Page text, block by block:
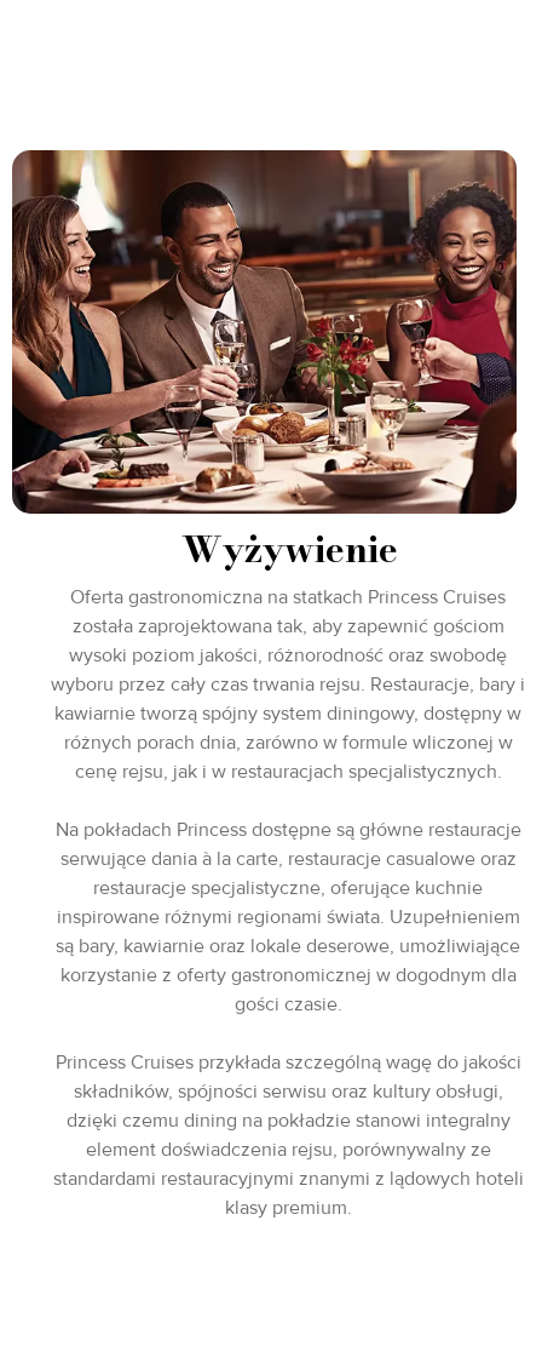
Wyżywienie
Oferta gastronomiczna na statkach Princess Cruises
została zaprojektowana tak, aby zapewnić gościom
wysoki poziom jakości, różnorodność oraz swobodę
wyboru przez cały czas trwania rejsu. Restauracje, bary i
kawiarnie tworzą spójny system diningowy, dostępny w
różnych porach dnia, zarówno w formule wliczonej w
cenę rejsu, jak i w restauracjach specjalistycznych.
Na pokładach Princess dostępne są główne restauracje
serwujące dania à la carte, restauracje casualowe oraz
restauracje specjalistyczne, oferujące kuchnie
inspirowane różnymi regionami świata. Uzupełnieniem
są bary, kawiarnie oraz lokale deserowe, umożliwiające
korzystanie z oferty gastronomicznej w dogodnym dla
gości czasie.
Princess Cruises przykłada szczególną wagę do jakości
składników, spójności serwisu oraz kultury obsługi,
dzięki czemu dining na pokładzie stanowi integralny
element doświadczenia rejsu, porównywalny ze
standardami restauracyjnymi znanymi z lądowych hoteli
klasy premium.